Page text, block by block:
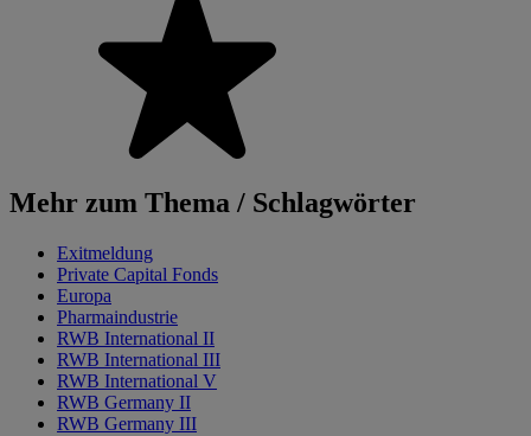
Mehr zum Thema / Schlagwörter
Exitmeldung
Private Capital Fonds
Europa
Pharmaindustrie
RWB International II
RWB International III
RWB International V
RWB Germany II
RWB Germany III